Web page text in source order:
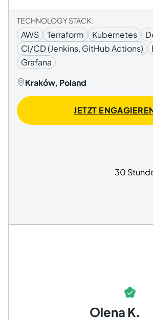
TECHNOLOGY STACK:
AWS Terraform Kubernetes
CI/CD (Jenkins, GitHub Actions)
Grafana
Kraków, Poland
JETZT
30
Olena K.